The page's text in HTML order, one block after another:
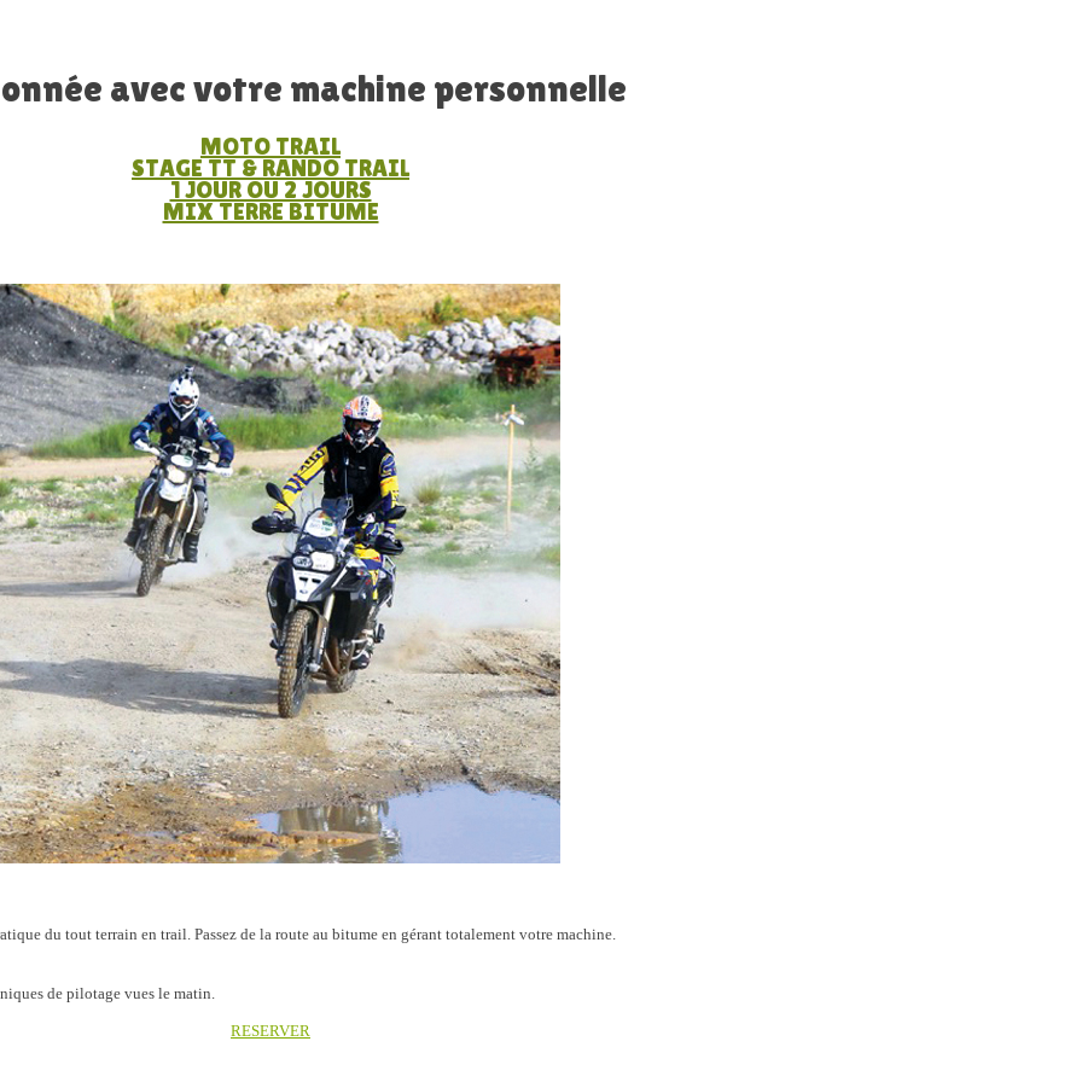
avec votre machine personnelle
MOTO TRAIL
STAGE TT & RANDO TRAIL
1 JOUR OU 2 JOURS
MIX TERRE BITUME
du tout terrain en trail. Passez de la route au bitume en gérant totalement votre machine.
de pilotage vues le matin.
RESERVER